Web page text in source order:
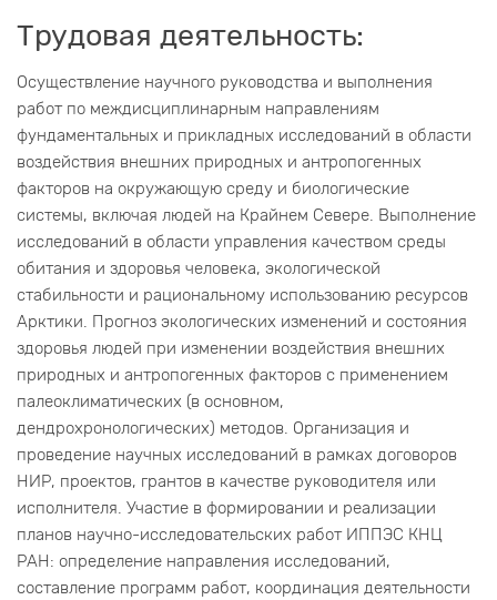
Трудовая деятельность:
Осуществление научного руководства и выполнения
работ по междисциплинарным направлениям
фундаментальных и прикладных исследований в области
воздействия внешних природных и антропогенных
факторов на окружающую среду и биологические
системы, включая людей на Крайнем Севере. Выполнение
исследований в области управления качеством среды
обитания и здоровья человека, экологической
стабильности и рациональному использованию ресурсов
Арктики. Прогноз экологических изменений и состояния
здоровья людей при изменении воздействия внешних
природных и антропогенных факторов с применением
палеоклиматических (в основном,
дендрохронологических) методов. Организация и
проведение научных исследований в рамках договоров
НИР, проектов, грантов в качестве руководителя или
исполнителя. Участие в формировании и реализации
планов научно-исследовательских работ ИППЭС КНЦ
РАН: определение направления исследований,
составление программ работ, координация деятельности